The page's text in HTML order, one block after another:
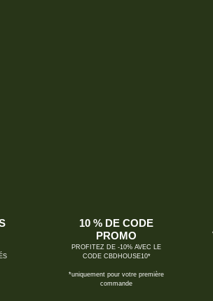
10 % DE CODE
PROMO
PROFITEZ DE -10% AVEC LE
CODE CBDHOUSE10*
*uniquement pour votre première
commande